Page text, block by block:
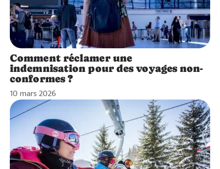
Comment réclamer une
indemnisation pour des voyages non-
conformes ?
10 mars 2026